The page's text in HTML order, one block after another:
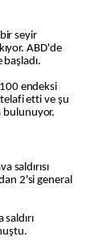
seyir
ABD'de
endeksi
etti ve şu
bulunuyor.
saldırısı
2'si general